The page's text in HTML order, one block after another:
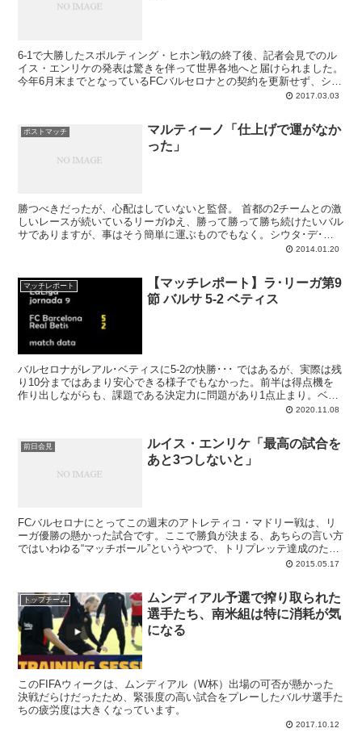
6-1で大勝したスポルティング・ヒホン戦の終了後、記者会見でのル
イス・エンリケの発表は驚きを伴って世界各地へと届けられました。
今年6月末までとなっているFCバルセロナとの契約を更新せず、シー
ズン終了をもってバルサ監督の職を離れる。そのこと自体は予想もさ
勝でチームの士気は上がってきましたし、PSG戦に向けて何らかの
プラスをもたらすかもしれないことも考えると、発表時期としてここ
が良かったのかもしれません。ここからはリーガ優勝争いとともに、
2017.03.03
ポストマッチ
マルティーノ「仕上げで運がなか
った」
勝つべきだったが、心配はしていないと監督。 首都の2チームとの激
しいレースが続いているリーガゆえ、勝って勝って勝ち続けたいバル
サでありますが、事はそう簡単に運ぶものでもなく。シウタ･デ･バ
2014.01.20
マッチレポート
【マッチレポート】ラ･リーガ第9
節 バルサ 5-2 ベティス
バルセロナがレアル･ベティスに5-2の快勝･･･ ではあるが、実際は残
り10分まではあまり安心できる様子でもなかった。前半は得点機を
作り出しながらも、課題である決定力に問題があり1点止まり。ベン
チスタートだったメッシが後半頭から出場すると流れが変わるも、守
2020.11.08
前日会見
ルイス・エンリケ「最高の試合を
あと3つしないと」
FCバルセロナにとってこの週末のアトレティコ・マドリー戦は、リ
ーガ優勝の懸かった試合です。ここで勝負が決まる、あちらの言い方
ではいわゆる“マッチボール”というやつで、トリプレッテ達成のため
にバルサが立ち向かっていく最初のビッグマッチ。同時キックオフの
も、来週の最終節デポルティボ戦が再チャレンジの場になるとはい
え、リーガはここで決めて後は残る二冠への準備に集中したい。ルイ
ス・エンリケはそう考えます。「今週末にリーガ優勝するかどうか
で、準備が違ってくるからね」
2015.05.17
トップチーム
ムンディアル予選で搾り取られた
選手たち、南米組は特に消耗が気
になる
このFIFAウィークは、ムンディアル（W杯）出場の可否が懸かった
決戦だらけだったため、緊張度の高い試合をプレーしたバルサ選手た
ちの疲労度は大きくなっています。
2017.10.12